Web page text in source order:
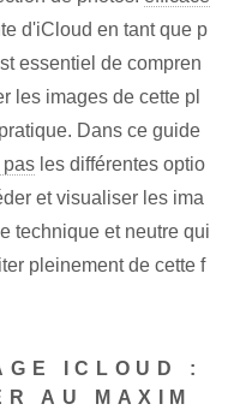
d'iCloud en tant que p
essentiel de compren
les images de cette pl
Dans ce guide
pas les différentes optio
et visualiser les ima
technique et neutre qui
pleinement de cette f
ICLOUD :
AU MAXIM